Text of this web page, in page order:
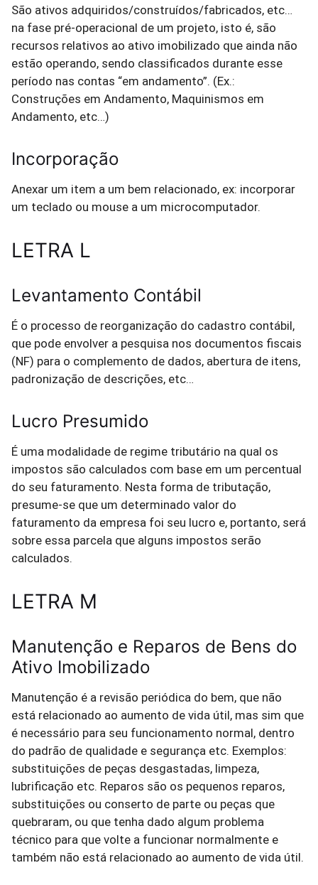
São ativos adquiridos/construídos/fabricados, etc…
na fase pré-operacional de um projeto, isto é, são
recursos relativos ao ativo imobilizado que ainda não
estão operando, sendo classificados durante esse
período nas contas “em andamento”. (Ex.:
Construções em Andamento, Maquinismos em
Andamento, etc…)
Incorporação
Anexar um item a um bem relacionado, ex: incorporar
um teclado ou mouse a um microcomputador.
LETRA L
Levantamento Contábil
É o processo de reorganização do cadastro contábil,
que pode envolver a pesquisa nos documentos fiscais
(NF) para o complemento de dados, abertura de itens,
padronização de descrições, etc…
Lucro Presumido
É uma modalidade de regime tributário na qual os
impostos são calculados com base em um percentual
do seu faturamento. Nesta forma de tributação,
presume-se que um determinado valor do
faturamento da empresa foi seu lucro e, portanto, será
sobre essa parcela que alguns impostos serão
calculados.
LETRA M
Manutenção e Reparos de Bens do
Ativo Imobilizado
Manutenção é a revisão periódica do bem, que não
está relacionado ao aumento de vida útil, mas sim que
é necessário para seu funcionamento normal, dentro
do padrão de qualidade e segurança etc. Exemplos:
substituições de peças desgastadas, limpeza,
lubrificação etc. Reparos são os pequenos reparos,
substituições ou conserto de parte ou peças que
quebraram, ou que tenha dado algum problema
técnico para que volte a funcionar normalmente e
também não está relacionado ao aumento de vida útil.